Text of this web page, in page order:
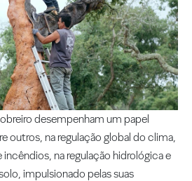
desempenham um papel
outros, na regulação global do clima,
incêndios, na regulação hidrológica e
impulsionado pelas suas